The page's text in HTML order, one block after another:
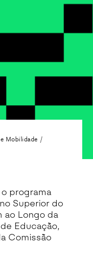
Mobilidade
programa
Superior do
ao Longo da
Educação,
Comissão